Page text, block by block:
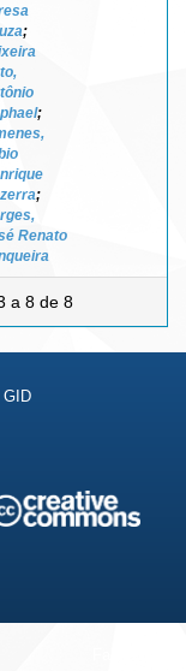
;
;
;
Renato
a 8 de 8
GID